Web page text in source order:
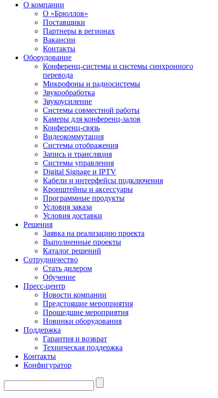
О компании
О «Брюллов»
Поставщики
Партнеры в регионах
Вакансии
Контакты
Оборудование
Конференц-системы и системы синхронного
перевода
Микрофоны и радиосистемы
Звукообработка
Звукоусиление
Системы совместной работы
Камеры для конференц-залов
Конференц-связь
Видеокоммутация
Системы отображения
Запись и трансляция
Системы управления
Digital Signage и IPTV
Кабели и интерфейсы подключения
Кронштейны и аксессуары
Программные продукты
Условия заказа
Условия доставки
Решения
Заявка на реализацию проекта
Выполненные проекты
Каталог решений
Сотрудничество
Стать дилером
Обучение
Пресс-центр
Новости компании
Предстоящие мероприятия
Прошедшие мероприятия
Новинки оборудования
Поддержка
Гарантия и возврат
Техническая поддержка
Контакты
Конфигуратор